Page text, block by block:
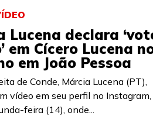
Lucena declara
em Cícero Lucena
em João Pessoa
de Conde, Márcia Lucena (PT),
vídeo em seu perfil no Instagram,
feira (14), onde...